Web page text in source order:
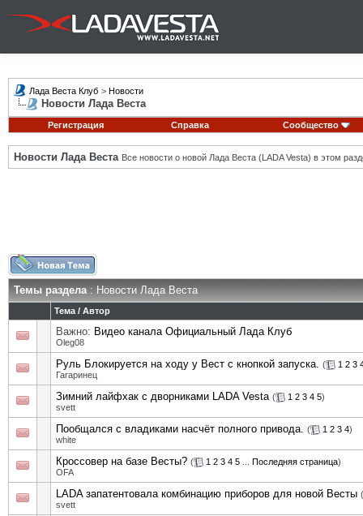
Лада Веста Клуб > Новости
Новости Лада Веста
Регистрация Справка Сообщество
Новости Лада Веста Все новости о новой Лада Веста (LADA Vesta) в этом
Темы раздела: Новости Лада Веста
Тема / Автор
Важно: Видео канала Официальный Лада Клуб
Oleg08
Руль Блокируется на ходу у Вест с кнопкой запуска. ( 1 2 3
Гагаринец
Зимний лайфхак с дворниками LADA Vesta ( 1 2 3 4 5)
svett
Пообщался с владиками насчёт полного привода. ( 1 2 3 4)
white
Кроссовер на базе Весты? ( 1 2 3 4 5 Последняя страница)
OFA
LADA запатентовала комбинацию приборов для новой Весты (
svett